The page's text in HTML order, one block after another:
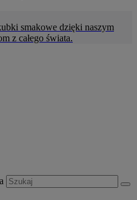
smakowe dzięki naszym
z całego świata.